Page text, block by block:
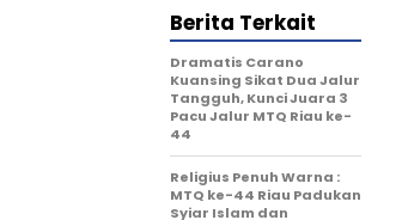
Berita Terkait
Dramatis Carano
Kuansing Sikat Dua Jalur
Tangguh, Kunci Juara 3
Pacu Jalur MTQ Riau ke-
44
Religius Penuh Warna :
MTQ ke-44 Riau Padukan
Syiar Islam dan